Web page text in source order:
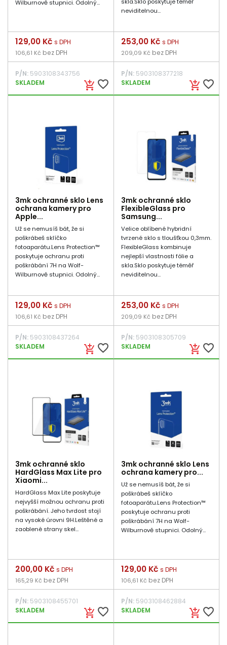
Wilburnově stupnici. Odolný...
add_shopping_cart favorite_border
Cena
129,00 Kč s DPH
106,61 Kč bez DPH
P/N: 5903108343756
SKLADEM
skla.Sklo poskytuje téměř
neviditelnou...
add_shopping_cart favorite_border
Cena
253,00 Kč s DPH
209,09 Kč bez DPH
P/N:5903108377218
SKLADEM
3mk ochranné sklo Lens
ochrana kamery pro
Apple...
Už se nemusíš bát, že si
poškrábeš sklíčko
fotoaparátu.Lens Protection™
poskytuje ochranu proti
poškrábání 7H na Wolf-
Wilburnově stupnici. Odolný...
add_shopping_cart favorite_border
Cena
129,00 Kč s DPH
106,61 Kč bez DPH
P/N: 5903108437264
SKLADEM
3mk ochranné sklo
FlexibleGlass pro
Samsung...
Velice oblíbené hybridní
tvrzené sklo s tloušťkou 0,3mm.
FlexibleGlass kombinuje
nejlepší vlastnosti fólie a
skla.Sklo poskytuje téměř
neviditelnou...
add_shopping_cart favorite_border
Cena
253,00 Kč s DPH
209,09 Kč bez DPH
P/N:5903108305709
SKLADEM
3mk ochranné sklo
HardGlass Max Lite pro
Xiaomi...
HardGlass Max Lite poskytuje
nejvyšší možnou ochranu proti
poškrábání. Jeho tvrdost stojí
na vysoké úrovni 9H.Leštěné a
zaoblené strany skel...
add_shopping_cart favorite_border
Cena
200,00 Kč s DPH
165,29 Kč bez DPH
P/N: 5903108455701
SKLADEM
3mk ochranné sklo Lens
ochrana kamery pro...
Už se nemusíš bát, že si
poškrábeš sklíčko
fotoaparátu.Lens Protection™
poskytuje ochranu proti
poškrábání 7H na Wolf-
Wilburnově stupnici. Odolný...
add_shopping_cart favorite_border
Cena
129,00 Kč s DPH
106,61 Kč bez DPH
P/N:5903108462884
SKLADEM